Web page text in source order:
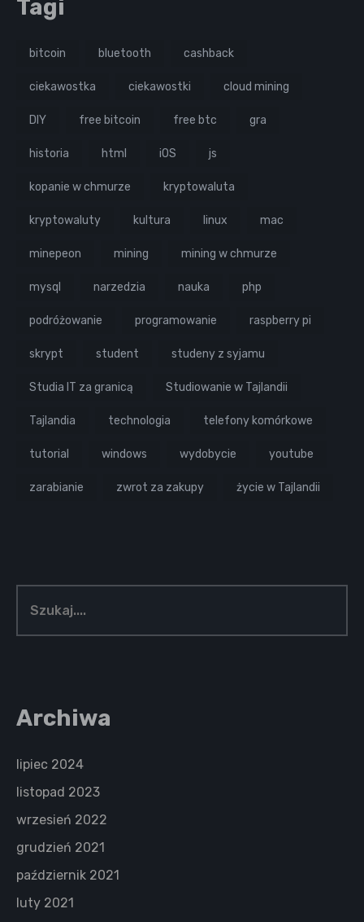
Tagi
bitcoin bluetooth cashback
ciekawostka ciekawostki cloud mining
DIY free bitcoin free btc gra
historia html iOS js
kopanie w chmurze kryptowaluta
kryptowaluty kultura linux mac
minepeon mining mining w chmurze
mysql narzedzia nauka php
podróżowanie programowanie raspberry pi
skrypt student studeny z syjamu
Studia IT za granicą Studiowanie w Tajlandii
Tajlandia technologia telefony komórkowe
tutorial windows wydobycie youtube
zarabianie zwrot za zakupy życie w Tajlandii
Archiwa
lipiec 2024
listopad 2023
wrzesień 2022
grudzień 2021
październik 2021
luty 2021